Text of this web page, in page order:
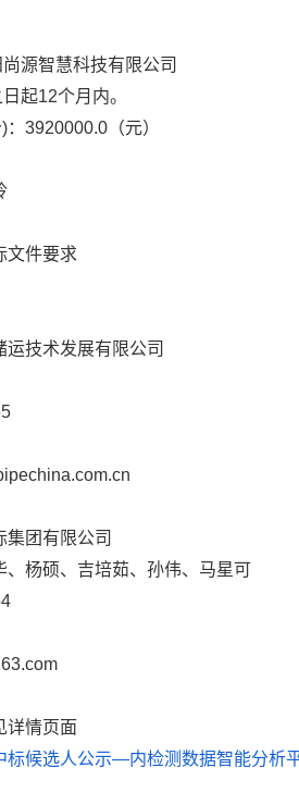
源智慧科技有限公司
起12个月内。
3920000.0（元）
文件要求
技术发展有限公司
集团有限公司
、杨硕、吉培茹、孙伟、马星可
详情页面
标候选人公示—内检测数据智能分析